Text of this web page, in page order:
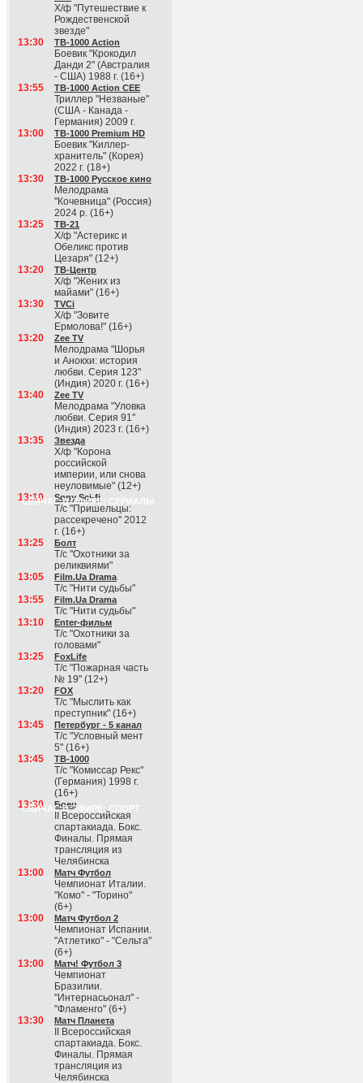
Х/ф "Путешествие к
Рождественской
звезде"
13:30
ТВ-1000 Action
Боевик "Крокодил
Данди 2" (Австралия
- США) 1988 г. (16+)
13:55
ТВ-1000 Action CEE
Триллер "Незваные"
(США - Канада -
Германия) 2009 г.
13:00
ТВ-1000 Premium HD
Боевик "Киллер-
хранитель" (Корея)
2022 г. (18+)
13:30
ТВ-1000 Русское кино
Мелодрама
"Кочевница" (Россия)
2024 р. (16+)
13:25
ТВ-21
Х/ф "Астерикс и
Обеликс против
Цезаря" (12+)
13:20
ТВ-Центр
Х/ф "Жених из
майами" (16+)
13:30
TVCi
Х/ф "Зовите
Ермолова!" (16+)
13:20
Zee TV
Мелодрама "Шорья
и Анокхи: история
любви. Серия 123"
(Индия) 2020 г. (16+)
13:40
Zee TV
Мелодрама "Уловка
любви. Серия 91"
(Индия) 2023 г. (16+)
13:35
Звезда
Х/ф "Корона
российской
империи, или снова
неуловимые" (12+)
СЕЙЧАС В ЭФИРЕ: СЕРИАЛЫ
13:10 Sony Sci-fi
Т/с "Пришельцы:
рассекречено" 2012
г. (16+)
13:25
Болт
Т/с "Охотники за
реликвиями"
13:05
Film.Ua Drama
Т/с "Нити судьбы"
13:55
Film.Ua Drama
Т/с "Нити судьбы"
13:10
Enter-фильм
Т/с "Охотники за
головами"
13:25
FoxLife
Т/с "Пожарная часть
№ 19" (12+)
13:20
FOX
Т/с "Мыслить как
преступник" (16+)
13:45
Петербург - 5 канал
Т/с "Условный мент
5" (16+)
13:45
ТВ-1000
Т/с "Комиссар Рекс"
(Германия) 1998 г.
(16+)
СЕЙЧАС В ЭФИРЕ: СПОРТ
13:30 Боец
II Всероссийская
спартакиада. Бокс.
Финалы. Прямая
трансляция из
Челябинска
13:00
Матч Футбол
Чемпионат Италии.
"Комо" - "Торино"
(6+)
13:00
Матч Футбол 2
Чемпионат Испании.
"Атлетико" - "Сельта"
(6+)
13:00
Матч! Футбол 3
Чемпионат
Бразилии.
"Интернасьонал" -
"Фламенго" (6+)
13:30
Матч Планета
II Всероссийская
спартакиада. Бокс.
Финалы. Прямая
трансляция из
Челябинска